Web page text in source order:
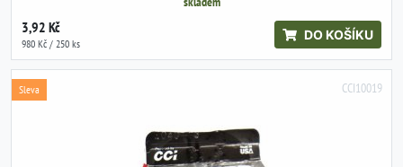
3,92 Kč
980 Kč / 250 ks
DO KOŠÍKU
CCI10019
Sleva